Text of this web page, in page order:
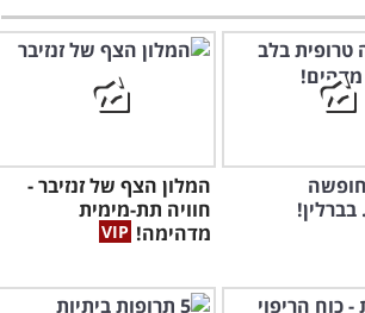
המלון הצף של זנזיבר -
חוויה תת-מימית
מדהימה!